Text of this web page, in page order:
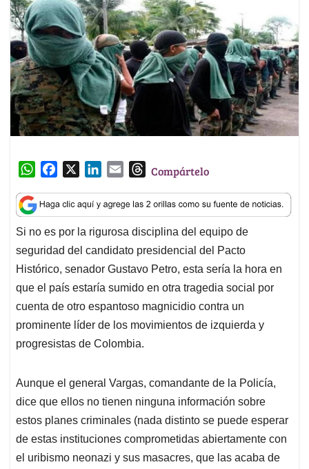
W
a
t
s
A
p
p
c
e
b
o
o
k
n
k
e
d
I
n
a
i
l
T
r
e
a
d
s
Compártelo
Si no es por la rigurosa disciplina del equipo de
seguridad del candidato presidencial del Pacto
Histórico, senador Gustavo Petro, esta sería la hora en
que el país estaría sumido en otra tragedia social por
cuenta de otro espantoso magnicidio contra un
prominente líder de los movimientos de izquierda y
progresistas de Colombia.
Aunque el general Vargas, comandante de la Policía,
dice que ellos no tienen ninguna información sobre
estos planes criminales (nada distinto se puede esperar
de estas instituciones comprometidas abiertamente con
el uribismo neonazi y sus masacres, que las acaba de